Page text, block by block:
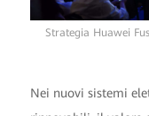
Strategia Huawei
Nei nuovi sistemi